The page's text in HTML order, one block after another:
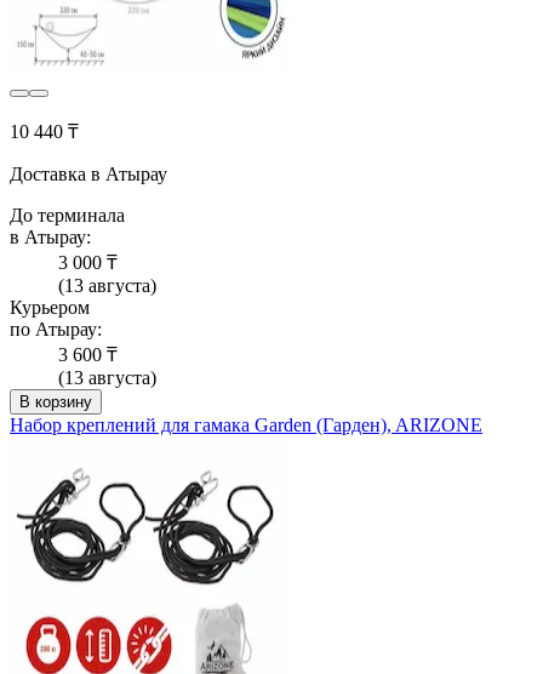
10 440 ₸
Доставка в Атырау
До терминала
в Атырау:
3 000 ₸
(13 августа)
Курьером
по Атырау:
3 600 ₸
(13 августа)
В корзину
Набор креплений для гамака Garden (Гарден), ARIZONE